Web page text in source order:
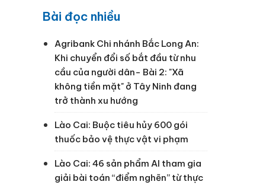
Bài đọc nhiều
Agribank Chi nhánh Bắc Long An:
Khi chuyển đổi số bắt đầu từ nhu
cầu của người dân- Bài 2: "Xã
không tiền mặt" ở Tây Ninh đang
trở thành xu hướng
Lào Cai: Buộc tiêu hủy 600 gói
thuốc bảo vệ thực vật vi phạm
Lào Cai: 46 sản phẩm AI tham gia
giải bài toán “điểm nghẽn” từ thực